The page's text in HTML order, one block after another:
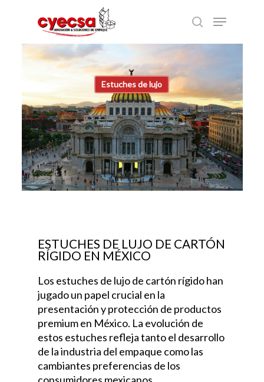
content
search
Menu
Estuches de lujo
ESTUCHES DE LUJO DE CARTÓN
RÍGIDO EN MÉXICO
Los estuches de lujo de cartón rígido han
jugado un papel crucial en la
presentación y protección de productos
premium en México. La evolución de
estos estuches refleja tanto el desarrollo
de la industria del empaque como las
cambiantes preferencias de los